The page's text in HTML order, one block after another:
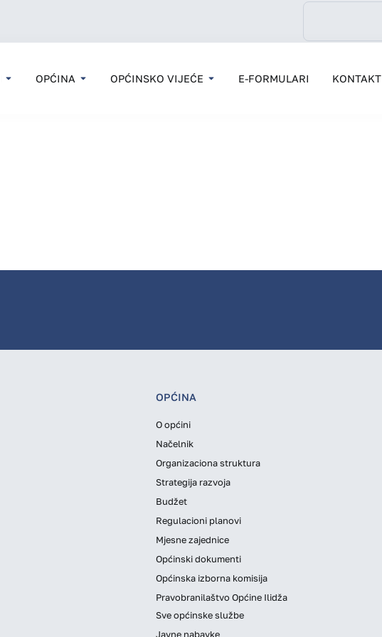
OPĆINA OPĆINSKO VIJEĆE E-FORMULARI KONTAKT
OPĆINA
O općini
Načelnik
Organizaciona struktura
Strategija razvoja
Budžet
Regulacioni planovi
Mjesne zajednice
Općinski dokumenti
Općinska izborna komisija
Pravobranilaštvo Općine Ilidža
Sve općinske službe
Javne nabavke